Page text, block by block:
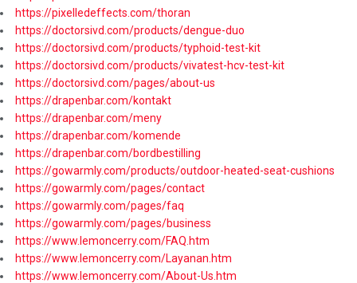
https://pixelledeffects.com/thoran
https://doctorsivd.com/products/dengue-duo
https://doctorsivd.com/products/typhoid-test-kit
https://doctorsivd.com/products/vivatest-hcv-test-kit
https://doctorsivd.com/pages/about-us
https://drapenbar.com/kontakt
https://drapenbar.com/meny
https://drapenbar.com/komende
https://drapenbar.com/bordbestilling
https://gowarmly.com/products/outdoor-heated-seat-cushions
https://gowarmly.com/pages/contact
https://gowarmly.com/pages/faq
https://gowarmly.com/pages/business
https://www.lemoncerry.com/FAQ.htm
https://www.lemoncerry.com/Layanan.htm
https://www.lemoncerry.com/About-Us.htm